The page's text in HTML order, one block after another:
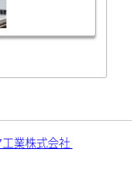
業株式会社